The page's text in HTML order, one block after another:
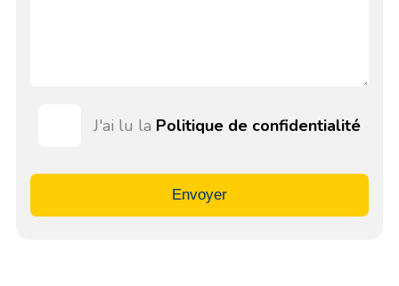
J'ai lu la Politique de confidentialité
Envoyer